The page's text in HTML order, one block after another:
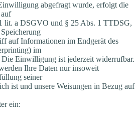
abgefragt wurde, erfolgt die
lit. a DSGVO und § 25 Abs. 1 TTDSG,
auf Informationen im Endgerät des
im
Einwilligung ist jederzeit widerrufbar.
Ihre Daten nur insoweit
seiner
ist und unsere Weisungen in Bezug auf
ein: